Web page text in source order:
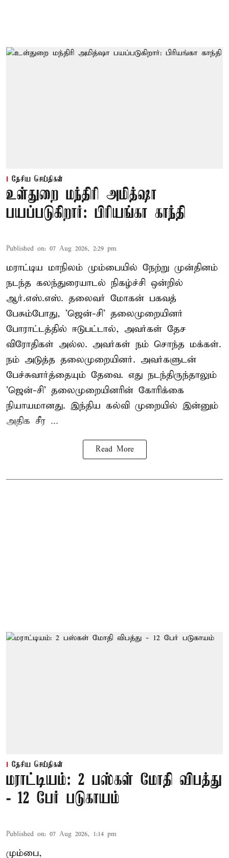
தேசிய செய்திகள்
உள்துறை மந்திரி அமித்ஷா
பயப்படுகிறார்: பிரியங்கா காந்தி
Published on: 07 Aug 2026, 2:29 pm
மராட்டிய மாநிலம் மும்பையில் நேற்று முன்தினம்
நடந்த கலந்துரையாடல் நிகழ்ச்சி ஒன்றில்
ஆர்.எஸ்.எஸ். தலைவர் மோகன் பகவத்
பேசும்போது, 'ஜென்-சி' தலைமுறையினர்
போராட்டத்தில் ஈடுபட்டால், அவர்கள் தேச
விரோதிகள் அல்ல. அவர்கள் நம் சொந்த மக்கள்.
நம் அடுத்த தலைமுறையினர். அவர்களுடன்
பேச்சுவார்த்தையும் தேவை. எது நடந்திருந்தாலும்
'ஜென்-சி' தலைமுறையினரின் கோரிக்கை
நியாயமானது. இந்திய கல்வி முறையில் இன்னும்
அதிக சீர ...
Read More
தேசிய செய்திகள்
மராட்டியம்: 2 பஸ்கள் மோதி விபத்து
- 12 பேர் படுகாயம்
Published on: 07 Aug 2026, 1:14 pm
மும்பை,